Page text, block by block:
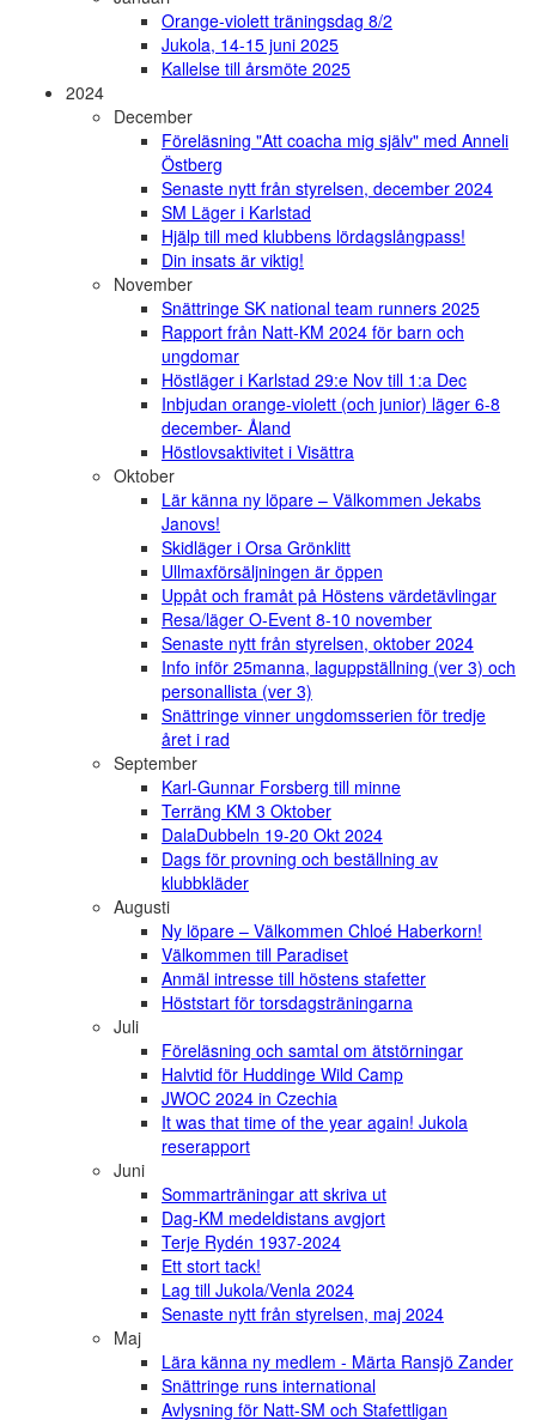
Orange-violett träningsdag 8/2
Jukola, 14-15 juni 2025
Kallelse till årsmöte 2025
2024
December
Föreläsning "Att coacha mig själv" med Anneli
Östberg
Senaste nytt från styrelsen, december 2024
SM Läger i Karlstad
Hjälp till med klubbens lördagslångpass!
Din insats är viktig!
November
Snättringe SK national team runners 2025
Rapport från Natt-KM 2024 för barn och
ungdomar
Höstläger i Karlstad 29:e Nov till 1:a Dec
Inbjudan orange-violett (och junior) läger 6-8
december- Åland
Höstlovsaktivitet i Visättra
Oktober
Lär känna ny löpare – Välkommen Jekabs
Janovs!
Skidläger i Orsa Grönklitt
Ullmaxförsäljningen är öppen
Uppåt och framåt på Höstens värdetävlingar
Resa/läger O-Event 8-10 november
Senaste nytt från styrelsen, oktober 2024
Info inför 25manna, laguppställning (ver 3) och
personallista (ver 3)
Snättringe vinner ungdomsserien för tredje
året i rad
September
Karl-Gunnar Forsberg till minne
Terräng KM 3 Oktober
DalaDubbeln 19-20 Okt 2024
Dags för provning och beställning av
klubbkläder
Augusti
Ny löpare – Välkommen Chloé Haberkorn!
Välkommen till Paradiset
Anmäl intresse till höstens stafetter
Höststart för torsdagsträningarna
Juli
Föreläsning och samtal om ätstörningar
Halvtid för Huddinge Wild Camp
JWOC 2024 in Czechia
It was that time of the year again! Jukola
reserapport
Juni
Sommarträningar att skriva ut
Dag-KM medeldistans avgjort
Terje Rydén 1937-2024
Ett stort tack!
Lag till Jukola/Venla 2024
Senaste nytt från styrelsen, maj 2024
Maj
Lära känna ny medlem - Märta Ransjö Zander
Snättringe runs international
Avlysning för Natt-SM och Stafettligan